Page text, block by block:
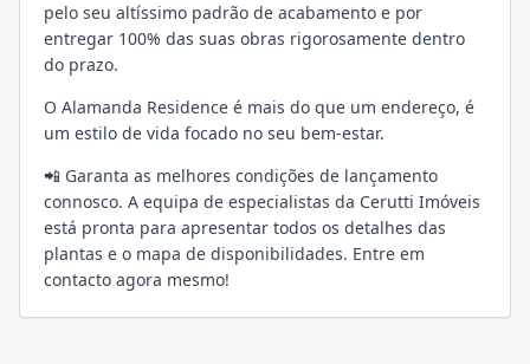
pelo seu altíssimo padrão de acabamento e por
entregar 100% das suas obras rigorosamente dentro
do prazo.
O Alamanda Residence é mais do que um endereço, é
um estilo de vida focado no seu bem-estar.
📲 Garanta as melhores condições de lançamento
connosco. A equipa de especialistas da Cerutti Imóveis
está pronta para apresentar todos os detalhes das
plantas e o mapa de disponibilidades. Entre em
contacto agora mesmo!